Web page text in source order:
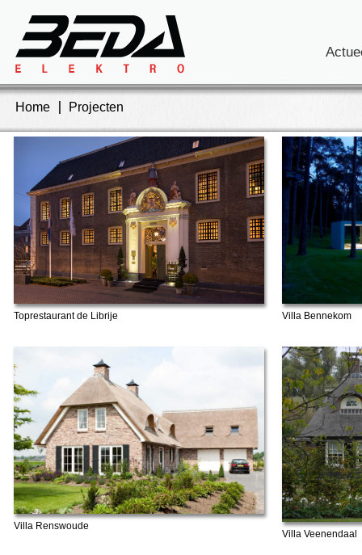
Home Projecten
Toprestaurant de Librije Villa Bennekom
Villa Renswoude
Villa Veenendaal